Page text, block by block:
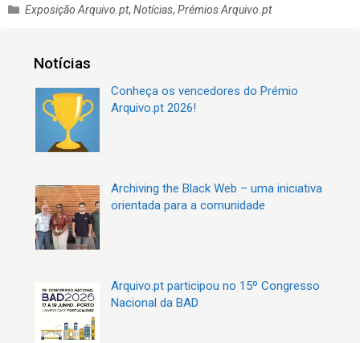
C
Exposição Arquivo.pt,Notícias,Prémios Arquivo.pt
Notícias
Conheça os vencedores do Prémio
Arquivo.pt 2026!
Archiving the Black Web – uma iniciativa
orientada para a comunidade
Arquivo.pt participou no 15º Congresso
Nacional da BAD